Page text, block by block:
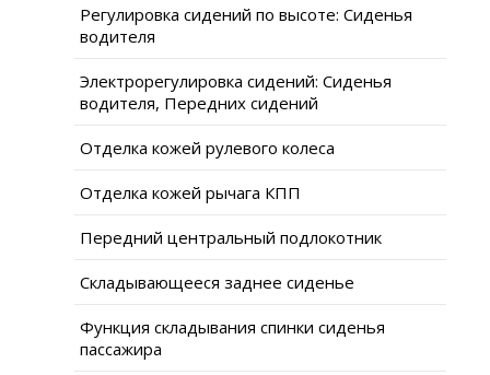
Регулировка сидений по высоте: Сиденья
водителя
Электрорегулировка сидений: Сиденья
водителя, Передних сидений
Отделка кожей рулевого колеса
Отделка кожей рычага КПП
Передний центральный подлокотник
Складывающееся заднее сиденье
Функция складывания спинки сиденья
пассажира